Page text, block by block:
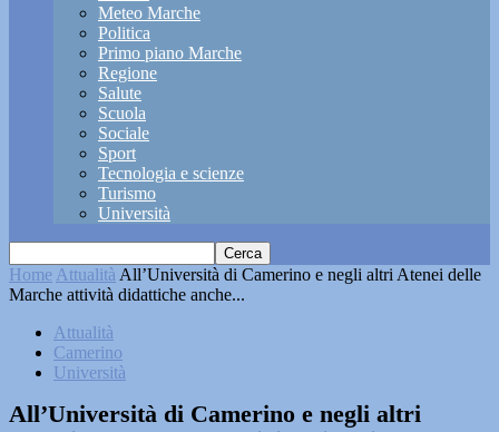
Meteo Marche
Politica
Primo piano Marche
Regione
Salute
Scuola
Sociale
Sport
Tecnologia e scienze
Turismo
Università
Home Attualità All’Università di Camerino e negli altri Atenei delle
Marche attività didattiche anche...
Attualità
Camerino
Università
All’Università di Camerino e negli altri